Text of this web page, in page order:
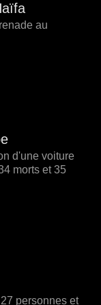
au
d'une voiture
morts et 35
personnes et